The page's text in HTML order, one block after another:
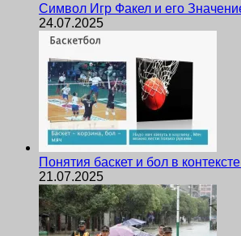
Символ Игр Факел и его
24.07.2025
Понятия баскет и бол в
21.07.2025